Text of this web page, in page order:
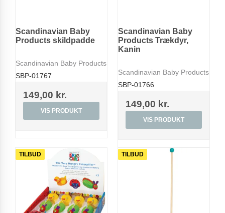
Scandinavian Baby
Products skildpadde
Scandinavian Baby Products
SBP-01767
149,00 kr.
VIS PRODUKT
Scandinavian Baby
Products Trækdyr,
Kanin
Scandinavian Baby Products
SBP-01766
149,00 kr.
VIS PRODUKT
TILBUD TILBUD